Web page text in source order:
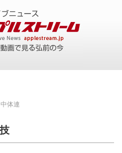
中体連